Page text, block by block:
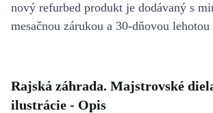
nový refurbed produkt je dodávaný s
mesačnou zárukou a 30-dňovou lehotou
Rajská záhrada. Majstrovské
ilustrácie - Opis